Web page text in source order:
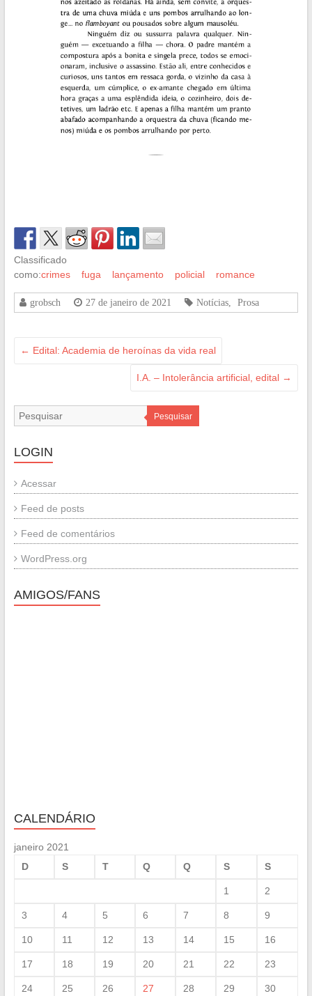
Classificado
como:crimes fuga lançamento policial romance
grobsch 27 de janeiro de 2021 Notícias, Prosa
← Edital: Academia de heroínas da vida real
I.A. – Intolerância artificial, edital →
Pesquisar
LOGIN
Acessar
Feed de posts
Feed de comentários
WordPress.org
AMIGOS/FANS
CALENDÁRIO
janeiro 2021
D
S T Q Q S S
1 2
3 4 5 6 7 8 9
10 11 12 13 14 15 16
17 18 19 20 21 22 23
24 25 26 27 28 29 30